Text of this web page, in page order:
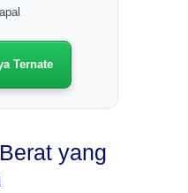
Ternate
yang